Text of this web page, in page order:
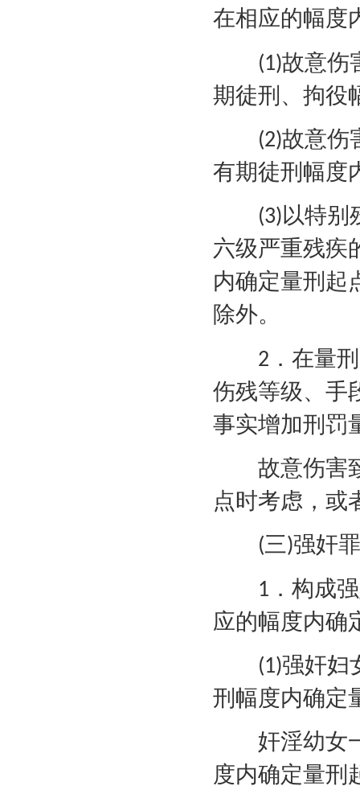
在相应的幅度
(1)故意伤
期徒刑、拘役
(2)故意伤
有期徒刑幅度
(3)以特别
六级严重残疾
内确定量刑起
除外。
2 ．在量
伤残等级、手
事实增加刑罚
故意伤害致
点时考虑，或
(三)强奸罪
1 ．构成
应的幅度内确
(1)强奸妇
刑幅度内确定
奸淫幼女一
度内确定量刑